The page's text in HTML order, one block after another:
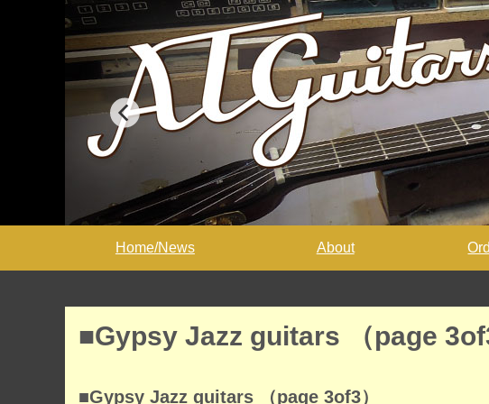
Home/News About
■Gypsy Jazz guitars （page
■Gypsy Jazz guitars （page 3of3）